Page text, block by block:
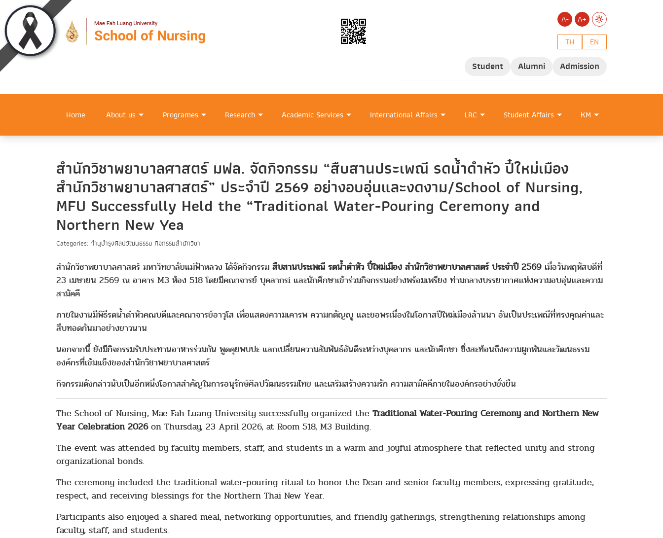
A-
A+
TH
EN
Student Alumni Admission
Home About us Programes Research Academic Services International Affairs LRC Student Affairs KM
สำนักวิชาพยาบาลศาสตร์ มฟล. จัดกิจกรรม “สืบสานประเพณี รดน้ำดำหัว ปี๋ใหม่เมือง
สำนักวิชาพยาบาลศาสตร์” ประจำปี 2569 อย่างอบอุ่นและงดงาม/School of Nursing,
MFU Successfully Held the “Traditional Water-Pouring Ceremony and
Northern New Yea
Categories: ทำนุบำรุงศิลปวัฒนธรรม กิจกรรมสำนักวิชา
สำนักวิชาพยาบาลศาสตร์ มหาวิทยาลัยแม่ฟ้าหลวง ได้จัดกิจกรรม สืบสานประเพณี รดน้ำดำหัว ปี๋ใหม่เมือง สำนักวิชาพยาบาลศาสตร์ ประจำปี 2569 เมื่อวันพฤหัสบดีที่
23 เมษายน 2569 ณ อาคาร M3 ห้อง 518 โดยมีคณาจารย์ บุคลากรi และนักศึกษาเข้าร่วมกิจกรรมอย่างพร้อมเพรียง ท่ามกลางบรรยากาศแห่งความอบอุ่นและความ
สามัคคี
ภายในงานมีพิธีรดน้ำดำหัวคณบดีและคณาจารย์อาวุโส เพื่อแสดงความเคารพ ความกตัญญู และขอพรเนื่องในโอกาสปีใหม่เมืองล้านนา อันเป็นประเพณีที่ทรงคุณค่าและ
สืบทอดกันมาอย่างยาวนาน
นอกจากนี้ ยังมีกิจกรรมรับประทานอาหารร่วมกัน พูดคุยพบปะ แลกเปลี่ยนความสัมพันธ์อันดีระหว่างบุคลากร และนักศึกษา ซึ่งสะท้อนถึงความผูกพันและวัฒนธรรม
องค์กรที่เข้มแข็งของสำนักวิชาพยาบาลศาสตร์
กิจกรรมดังกล่าวนับเป็นอีกหนึ่งโอกาสสำคัญในการอนุรักษ์ศิลปวัฒนธรรมไทย และเสริมสร้างความรัก ความสามัคคีภายในองค์กรอย่างยั่งยืน
The School of Nursing, Mae Fah Luang University successfully organized the Traditional Water-Pouring Ceremony and Northern New
Year Celebration 2026on Thursday, 23 April 2026, at Room 518, M3 Building.
The event was attended by faculty members, staff, and students in a warm and joyful atmosphere that reflected unity and strong
organizational bonds.
The ceremony included the traditional water-pouring ritual to honor the Dean and senior faculty members, expressing gratitude,
respect, and receiving blessings for the Northern Thai New Year.
Participants also enjoyed a shared meal, networking opportunities, and friendly gatherings, strengthening relationships among
faculty, staff, and students.